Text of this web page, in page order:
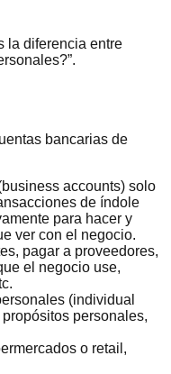
la diferencia entre
bancarias de
accounts) solo
de índole
para hacer y
ver con el negocio.
pagar a proveedores,
el negocio use,
(individual
personales,
o retail,